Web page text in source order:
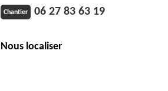
Chantier 06 27 83 63 19
Nous localiser